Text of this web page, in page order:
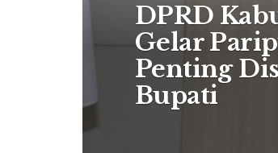
DPRD
Gelar
Penting
Bupati